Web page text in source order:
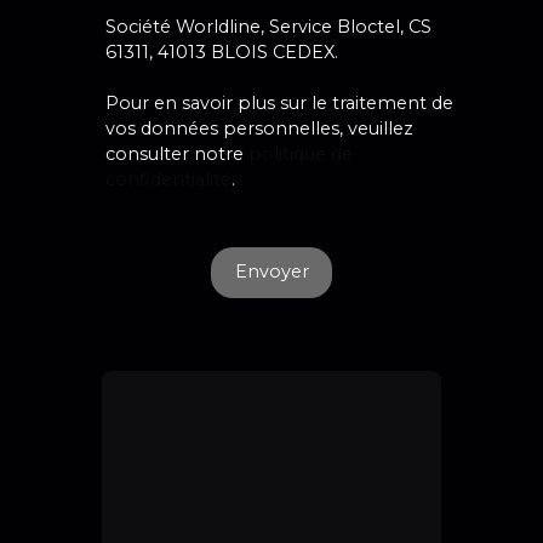
Société Worldline, Service Bloctel, CS
61311, 41013 BLOIS CEDEX.
Pour en savoir plus sur le traitement de
vos données personnelles, veuillez
consulter notre
.
Envoyer